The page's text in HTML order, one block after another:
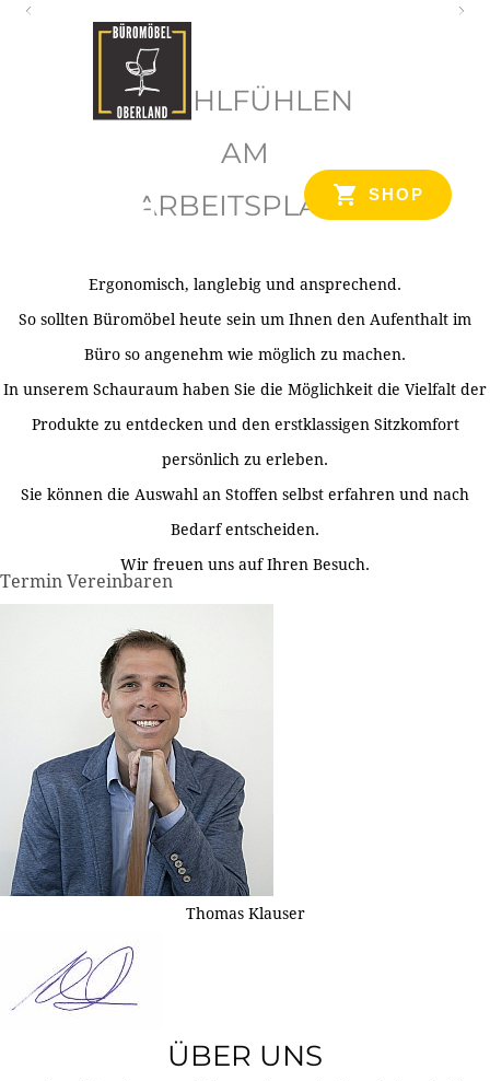
SHOP
WOHLFÜHLEN
AM
ARBEITSPLATZ
Ergonomisch, langlebig und ansprechend.
So sollten Büromöbel heute sein um Ihnen den Aufenthalt im
Büro so angenehm wie möglich zu machen.
In unserem Schauraum haben Sie die Möglichkeit die Vielfalt der
Produkte zu entdecken und den erstklassigen Sitzkomfort
persönlich zu erleben.
Sie können die Auswahl an Stoffen selbst erfahren und nach
Bedarf entscheiden.
Wir freuen uns auf Ihren Besuch.
Termin Vereinbaren
Thomas Klauser
ÜBER UNS